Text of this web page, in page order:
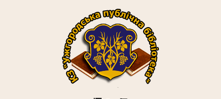
КЗ "Ужгородська публічна